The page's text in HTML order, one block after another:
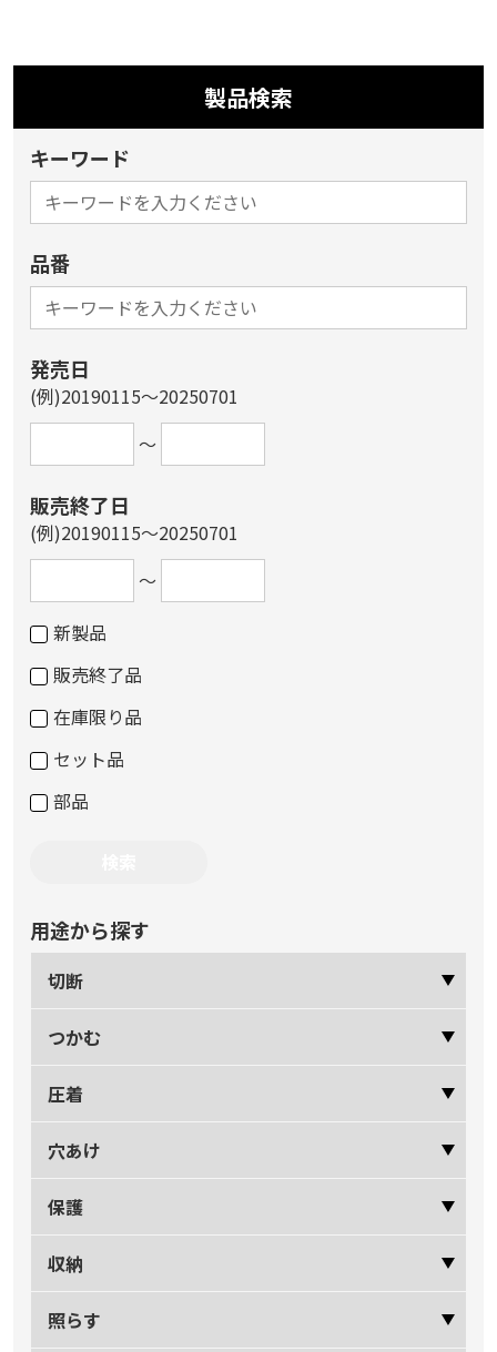
製品検索
キーワード
品番
発売日
(例)20190115～20250701
～
販売終了日
(例)20190115～20250701
～
新製品
販売終了品
在庫限り品
セット品
部品
用途から探す
切断
つかむ
圧着
穴あけ
保護
収納
照らす